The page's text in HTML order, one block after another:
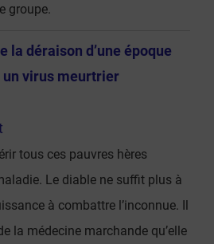
groupe.
la déraison d’une époque
virus meurtrier
tous ces pauvres hères
Le diable ne suffit plus à
à combattre l’inconnue. Il
la médecine marchande qu’elle